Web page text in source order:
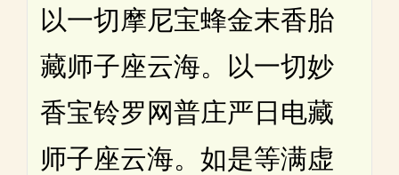
以一切摩尼宝蜂金末香胎
藏师子座云海。以一切妙
香宝铃罗网普庄严日电藏
师子座云海。如是等满虚